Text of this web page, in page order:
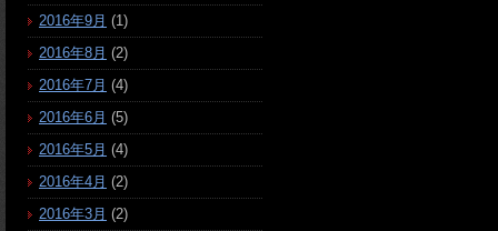
2016年9月 (1)
2016年8月 (2)
2016年7月 (4)
2016年6月 (5)
2016年5月 (4)
2016年4月 (2)
2016年3月 (2)